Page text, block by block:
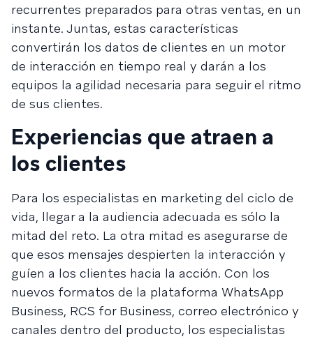
recurrentes preparados para otras ventas, en un
instante. Juntas, estas características
convertirán los datos de clientes en un motor
de interacción en tiempo real y darán a los
equipos la agilidad necesaria para seguir el ritmo
de sus clientes.
Experiencias que atraen a
los clientes
Para los especialistas en marketing del ciclo de
vida, llegar a la audiencia adecuada es sólo la
mitad del reto. La otra mitad es asegurarse de
que esos mensajes despierten la interacción y
guíen a los clientes hacia la acción. Con los
nuevos formatos de la plataforma WhatsApp
Business, RCS for Business, correo electrónico y
canales dentro del producto, los especialistas